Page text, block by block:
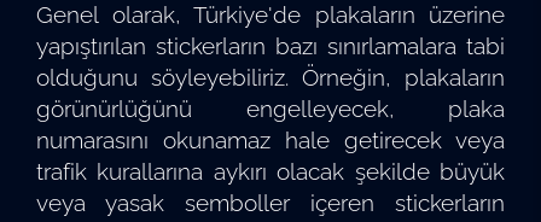
Genel olarak, Türkiye'de plakaların üzerine
yapıştırılan stickerların bazı sınırlamalara tabi
olduğunu söyleyebiliriz. Örneğin, plakaların
görünürlüğünü engelleyecek, plaka
numarasını okunamaz hale getirecek veya
trafik kurallarına aykırı olacak şekilde büyük
veya yasak semboller içeren stickerların